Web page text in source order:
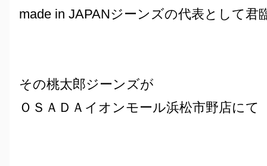
made in JAPANジーンズの代表として君
その桃太郎ジーンズが
ＯＳＡＤＡイオンモール浜松市野店にて